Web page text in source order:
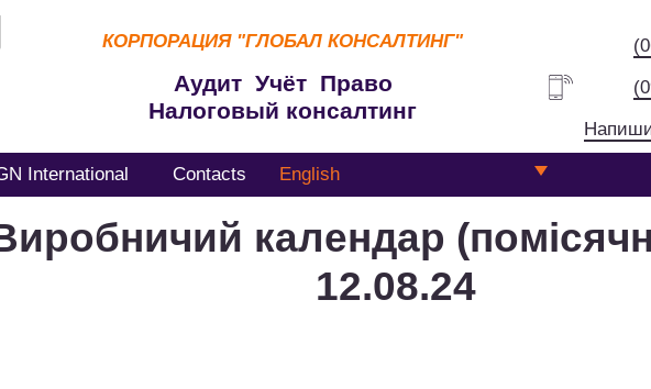
КОРПОРАЦИЯ "ГЛОБАЛ КОНСАЛТИНГ"
Аудит Учёт Право
Налоговый консалтинг
International Contacts English
календар
12.08.24